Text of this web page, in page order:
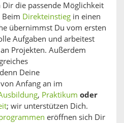
die passende Möglichkeit
Beim Direkteinstieg in einen
übernimmst Du vom ersten
Aufgaben und arbeitest
Projekten. Außerdem
Deine
Anfang an im
, Praktikum oder
; wir unterstützen Dich.
eröffnen sich Dir